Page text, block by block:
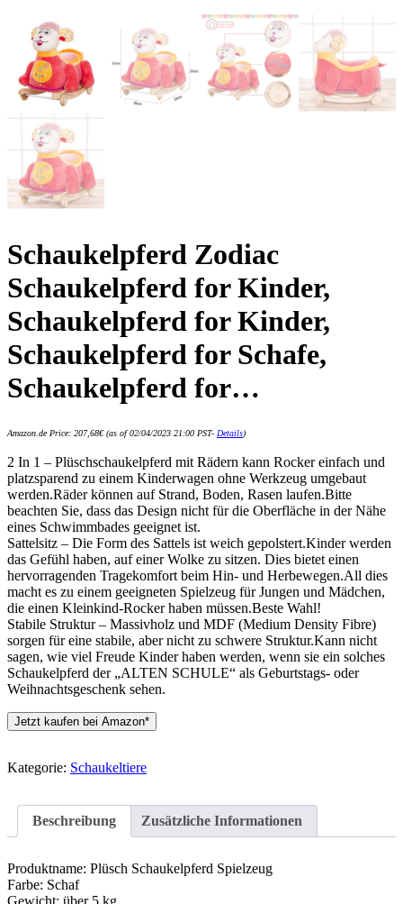
Schaukelpferd Zodiac
Schaukelpferd for Kinder,
Schaukelpferd for Kinder,
Schaukelpferd for Schafe,
Schaukelpferd for…
Amazon.de Price: 207,68€(as of 02/04/2023 21:00 PST- Details)
2 In 1 – Plüschschaukelpferd mit Rädern kann Rocker einfach und
platzsparend zu einem Kinderwagen ohne Werkzeug umgebaut
werden.Räder können auf Strand, Boden, Rasen laufen.Bitte
beachten Sie, dass das Design nicht für die Oberfläche in der Nähe
eines Schwimmbades geeignet ist.
Sattelsitz – Die Form des Sattels ist weich gepolstert.Kinder werden
das Gefühl haben, auf einer Wolke zu sitzen. Dies bietet einen
hervorragenden Tragekomfort beim Hin- und Herbewegen.All dies
macht es zu einem geeigneten Spielzeug für Jungen und Mädchen,
die einen Kleinkind-Rocker haben müssen.Beste Wahl!
Stabile Struktur – Massivholz und MDF (Medium Density Fibre)
sorgen für eine stabile, aber nicht zu schwere Struktur.Kann nicht
sagen, wie viel Freude Kinder haben werden, wenn sie ein solches
Schaukelpferd der „ALTEN SCHULE“ als Geburtstags- oder
Weihnachtsgeschenk sehen.
Jetzt kaufen bei Amazon*
Kategorie: Schaukeltiere
Beschreibung Zusätzliche Informationen
Produktname: Plüsch Schaukelpferd Spielzeug
Farbe: Schaf